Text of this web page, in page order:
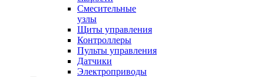
Смесительные
узлы
Щиты управления
Контроллеры
Пульты управления
Датчики
Электроприводы